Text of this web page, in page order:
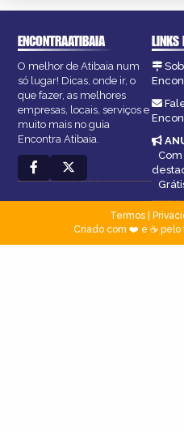
ENCONTRAATIBAIA
O melhor de Atibaia num
só lugar! Dicas, onde ir, o
que fazer, as melhores
empresas, locais, serviços e
muito mais no guia
Encontra Atibaia.
LINKS
Com
Termos|
Criado com ❤️ e ☕ pelo